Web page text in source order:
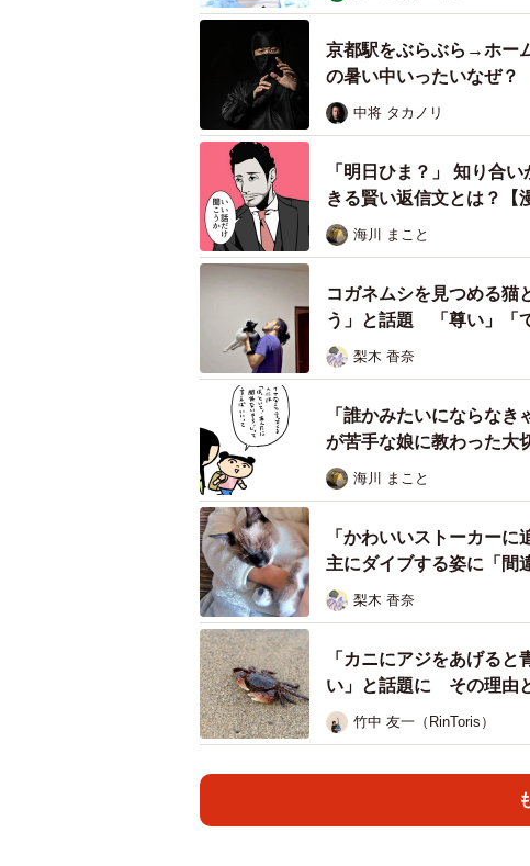
尻尾が切断されたようになっていた母猫
この現場では、8月上旬ごろ、尻尾にけ
つかりました。Aさんが2匹を保護。1匹
尻尾がきれいに切断されたようになって
の付け根から断尾する手術を病院で実施
す。
「かかりつけの獣医師さんにも動画な
り、何か薬品のようなものをかけられた
ので、虐待とは断定されませんでした
ていた母猫なのですが、けがをした母猫
今も探していますが、車にひかれたの
とても心配です」
京都駅をぶらぶら→ホー
の暑い中いったいなぜ
中将 タカノリ
「明日ひま？」 知り合
きる賢い返信文とは？【
海川 まこと
コガネムシを見つめる猫
う」と話題 「尊い」「
梨木 香奈
「誰かみたいにならな
が苦手な娘に教わった大
海川 まこと
「かわいいストーカー
主にダイブする姿に「間
梨木 香奈
「カニにアジをあげる
い」と話題に その理由
竹中 友一（RinToris）